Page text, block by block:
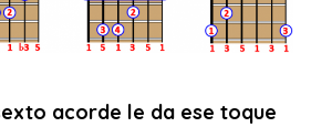
acorde le da ese toque